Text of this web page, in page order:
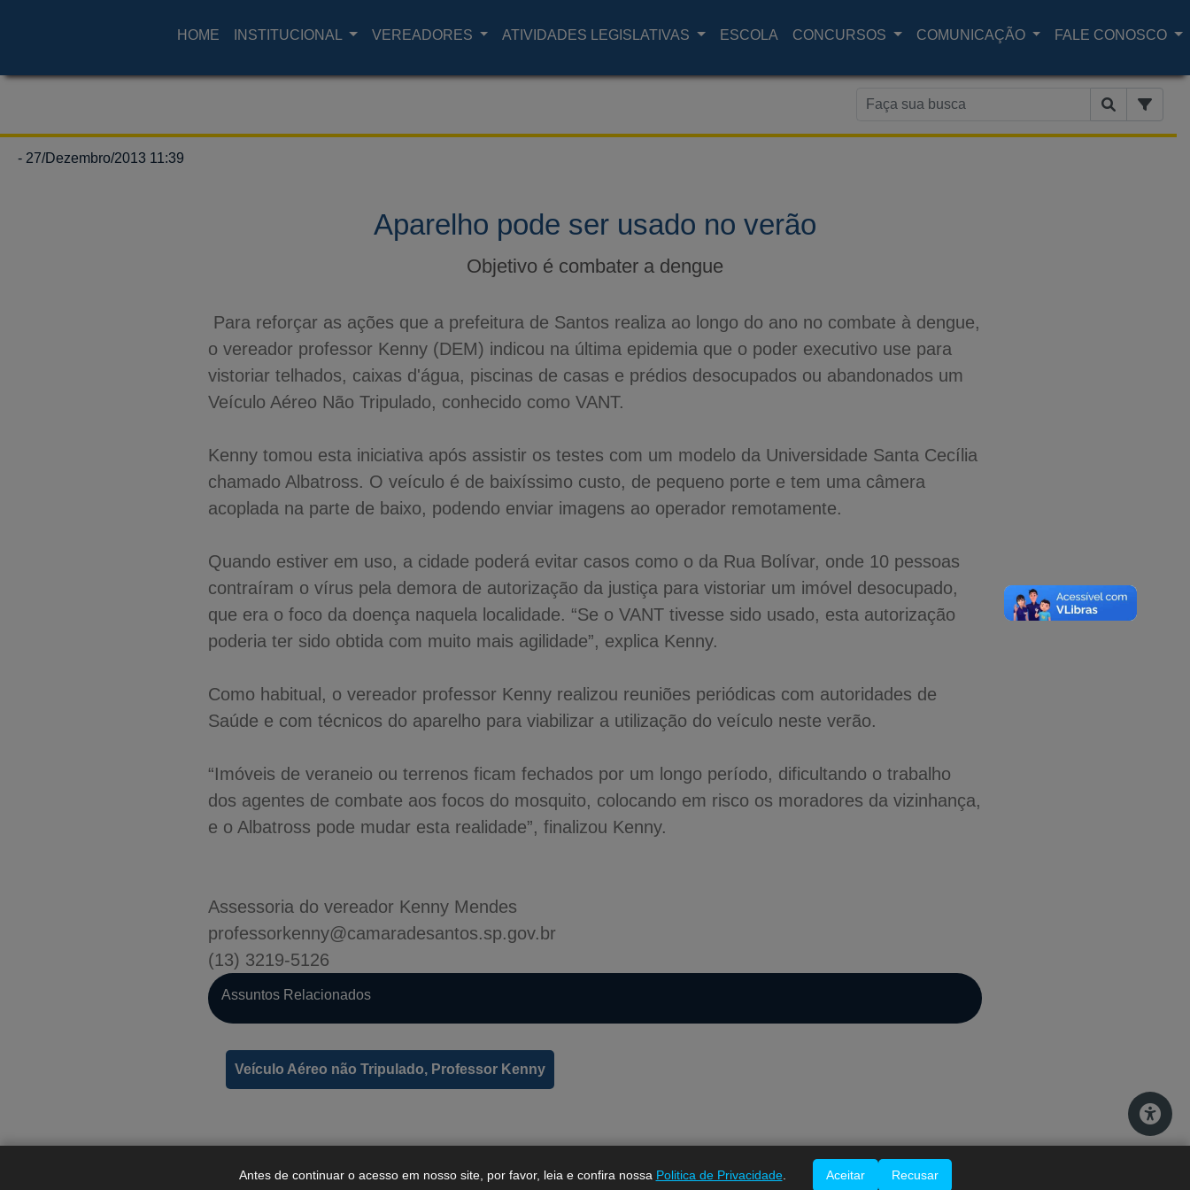
Antes de continuar o acesso em nosso site, por favor, leia e confira nossa Politica de Privacidade. Aceitar Recusar
HOME INSTITUCIONAL VEREADORES ATIVIDADES LEGISLATIVAS ESCOLA CONCURSOS COMUNICAÇÃO FALE CONOSCO
- 27/Dezembro/2013 11:39
Aparelho pode ser usado no verão
Objetivo é combater a dengue
Para reforçar as ações que a prefeitura de Santos realiza ao longo do ano no combate à dengue,
o vereador professor Kenny (DEM) indicou na última epidemia que o poder executivo use para
vistoriar telhados, caixas d'água, piscinas de casas e prédios desocupados ou abandonados um
Veículo Aéreo Não Tripulado, conhecido como VANT.
Kenny tomou esta iniciativa após assistir os testes com um modelo da Universidade Santa Cecília
chamado Albatross. O veículo é de baixíssimo custo, de pequeno porte e tem uma câmera
acoplada na parte de baixo, podendo enviar imagens ao operador remotamente.
Quando estiver em uso, a cidade poderá evitar casos como o da Rua Bolívar, onde 10 pessoas
contraíram o vírus pela demora de autorização da justiça para vistoriar um imóvel desocupado,
que era o foco da doença naquela localidade. “Se o VANT tivesse sido usado, esta autorização
poderia ter sido obtida com muito mais agilidade”, explica Kenny.
Como habitual, o vereador professor Kenny realizou reuniões periódicas com autoridades de
Saúde e com técnicos do aparelho para viabilizar a utilização do veículo neste verão.
“Imóveis de veraneio ou terrenos ficam fechados por um longo período, dificultando o trabalho
dos agentes de combate aos focos do mosquito, colocando em risco os moradores da vizinhança,
e o Albatross pode mudar esta realidade”, finalizou Kenny.
Assessoria do vereador Kenny Mendes
professorkenny@camaradesantos.sp.gov.br
(13) 3219-5126
Assuntos Relacionados
Veículo Aéreo não Tripulado, Professor Kenny